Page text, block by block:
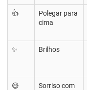
👍
Polegar para
cima
✨ Brilhos
😅
Sorriso com